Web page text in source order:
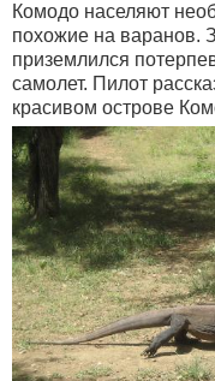
Комодо населяют
похожие на варанов.
приземлился
самолет. Пилот
красивом острове